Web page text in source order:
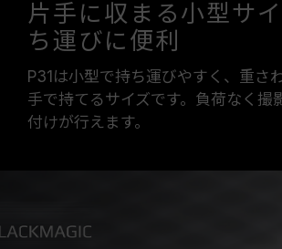
片手に収まる小型サ
ち運びに便利
P31は小型で持ち運びやすく、重さ
手で持てるサイズです。負荷なく撮
付けが行えます。